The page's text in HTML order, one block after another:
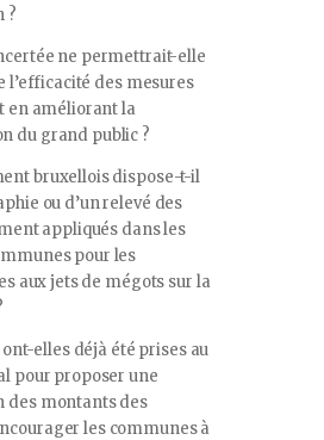
?
ne permettrait-elle
l’efficacité des mesures
en améliorant la
du grand public ?
bruxellois dispose-t-il
ou d’un relevé des
appliqués dans les
pour les
aux jets de mégots sur la
elles déjà été prises au
pour proposer une
des montants des
les communes à